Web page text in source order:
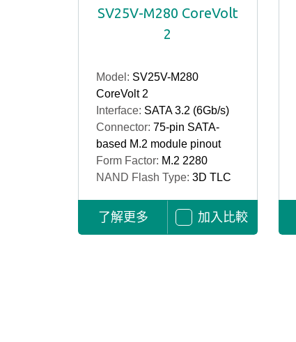
SV25V-M280 CoreVolt
2
Model: SV25V-M280
CoreVolt 2
Interface: SATA 3.2 (6Gb/s)
Connector: 75-pin SATA-
based M.2 module pinout
Form Factor: M.2 2280
NAND Flash Type: 3D TLC
了解更多 加入比較